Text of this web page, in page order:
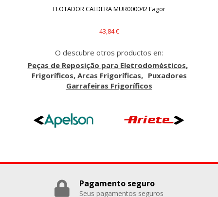
FLOTADOR CALDERA MUR000042 Fagor
43,84 €
O descubre otros productos en:
Peças de Reposição para Eletrodomésticos
Frigoríficos, Arcas Frigoríficas
Puxadores
Garrafeiras Frigoríficos
Pagamento seguro
Seus pagamentos seguros
Cookies Utilizadas:
GUARDAR CONFIGURACIÓN
consultar nuestra
política de cookies